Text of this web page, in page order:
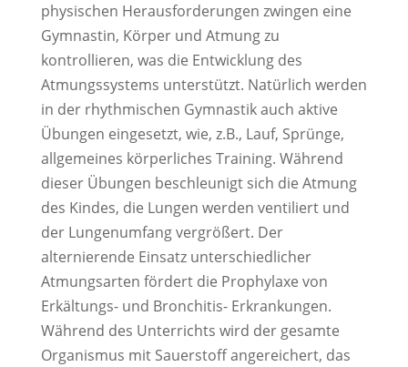
physischen Herausforderungen zwingen eine
Gymnastin, Körper und Atmung zu
kontrollieren, was die Entwicklung des
Atmungssystems unterstützt. Natürlich werden
in der rhythmischen Gymnastik auch aktive
Übungen eingesetzt, wie, z.B., Lauf, Sprünge,
allgemeines körperliches Training. Während
dieser Übungen beschleunigt sich die Atmung
des Kindes, die Lungen werden ventiliert und
der Lungenumfang vergrößert. Der
alternierende Einsatz unterschiedlicher
Atmungsarten fördert die Prophylaxe von
Erkältungs- und Bronchitis- Erkrankungen.
Während des Unterrichts wird der gesamte
Organismus mit Sauerstoff angereichert, das